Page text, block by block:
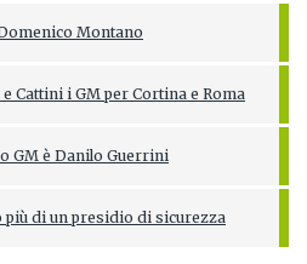
Montano
Cattini i GM per Cortina e Roma
GM è Danilo Guerrini
di un presidio di sicurezza